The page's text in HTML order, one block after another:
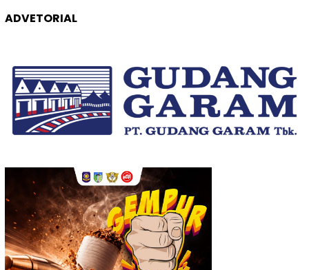
ADVETORIAL